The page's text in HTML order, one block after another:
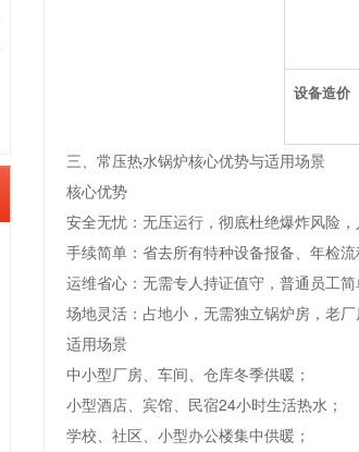
设备造价
三、常压热水锅炉核心优势与适用场景
核心优势
安全无忧：无压运行，彻底杜绝爆炸风险，
手续简单：省去所有特种设备报备、年检流
运维省心：无需专人持证值守，普通员工简
场地灵活：占地小，无需独立锅炉房，老厂
适用场景
中小型厂房、车间、仓库冬季供暖；
小型酒店、宾馆、民宿24小时生活热水；
学校、社区、小型办公楼集中供暖；